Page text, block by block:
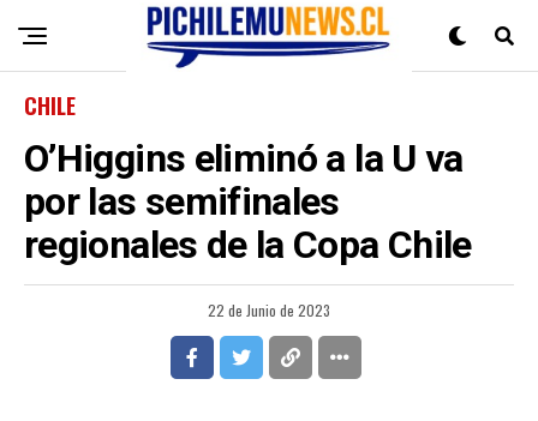
CHILE
O’Higgins eliminó a la U va
por las semifinales
regionales de la Copa Chile
22 de Junio de 2023